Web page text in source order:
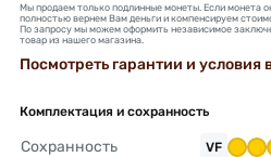
Мы продаем только подлинные монеты. Если монета
полностью вернем Вам деньги и компенсируем
По запросу мы можем оформить независимое
товар из нашего магазина.
Посмотреть гарантии и условия
Комплектация и сохранность
Сохранность VF